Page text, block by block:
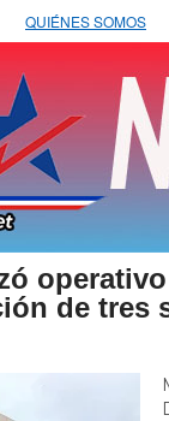
QUIÉNES SOMOS
de tres